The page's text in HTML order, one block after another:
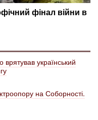
український
на Соборності.